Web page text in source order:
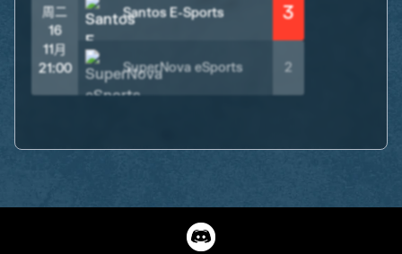
周二
16
11月
21:00
Santos E-Sports 3
SuperNova eSports 2